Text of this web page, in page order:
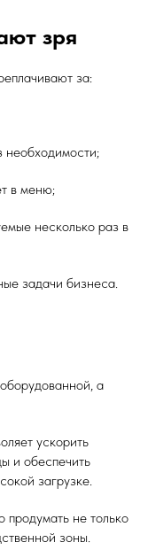
зря
за:
необходимости;
в меню;
несколько раз в
задачи бизнеса.
а
ускорить
и обеспечить
загрузке.
не только
зоны.